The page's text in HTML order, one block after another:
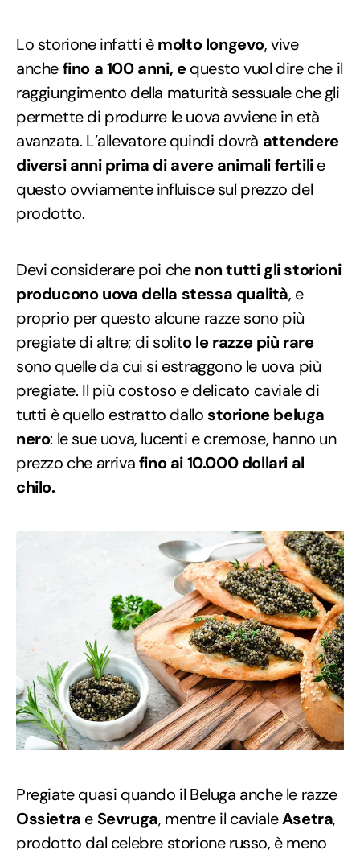
Lo storione infatti èmolto longevo, vive
anchefino a 100 anni, equesto vuol dire che il
raggiungimento della maturità sessuale che gli
permette di produrre le uova avviene in età
avanzata. L’allevatore quindi dovrà attendere
diversi anni prima di avere animali fertilie
questo ovviamente influisce sul prezzo del
prodotto.
Devi considerare poi chenon tutti gli storioni
producono uova della stessa qualità, e
proprio per questo alcune razze sono più
pregiate di altre; di solito le razze più rare
sono quelle da cui si estraggono le uova più
pregiate. Il più costoso e delicato caviale di
tutti è quello estratto dallo storione beluga
nero: le sue uova, lucenti e cremose, hanno un
prezzo che arrivafino ai 10.000 dollari al
chilo.
Pregiate quasi quando il Beluga anche le razze
Ossietra e Sevruga, mentre il cavialeAsetra,
prodotto dal celebre storione russo, è meno